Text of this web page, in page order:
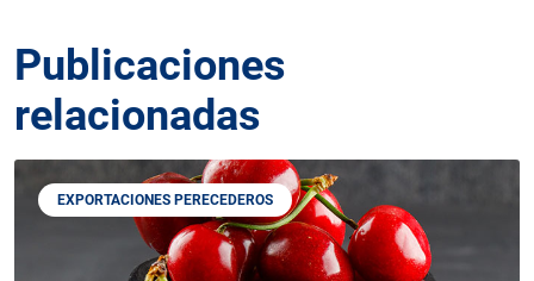
Publicaciones
relacionadas
EXPORTACIONES PERECEDEROS